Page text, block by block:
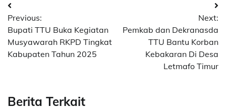
Post
navigation
Previous:
Bupati TTU Buka Kegiatan
Musyawarah RKPD Tingkat
Kabupaten Tahun 2025
Next:
Pemkab dan Dekranasda
TTU Bantu Korban
Kebakaran Di Desa
Letmafo Timur
Berita Terkait